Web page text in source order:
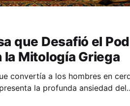
que Desafió el
la Mitología Griega
convertía a los hombres en
la profunda ansiedad del